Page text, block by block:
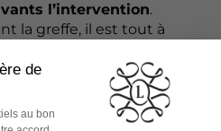
l’intervention.
la greffe, il est tout à
, notamment
Il ne faut pas s’inquiéter,
débutera. C’est au